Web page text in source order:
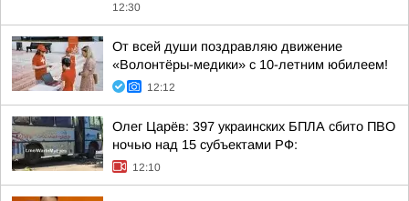
12:30
От всей души поздравляю движение
«Волонтёры-медики» с 10-летним юбилеем!
12:12
Олег Царёв: 397 украинских БПЛА сбито ПВО
ночью над 15 субъектами РФ:
12:10